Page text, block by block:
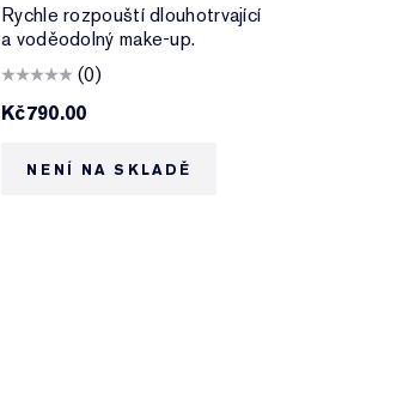
Rychle rozpouští dlouhotrvající
a voděodolný make-up.
(0)
Kč790.00
NENÍ NA SKLADĚ